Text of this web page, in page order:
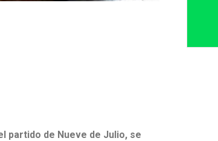
partido de Nueve de Julio, se